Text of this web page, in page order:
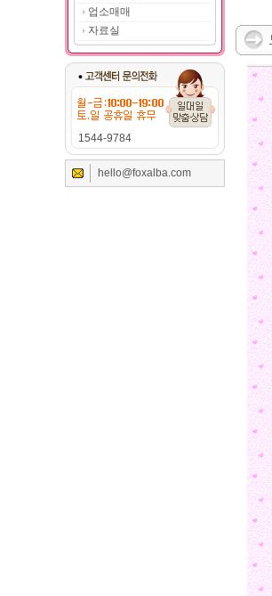
업소매매
자료실
1544-9784
hello@foxalba.com